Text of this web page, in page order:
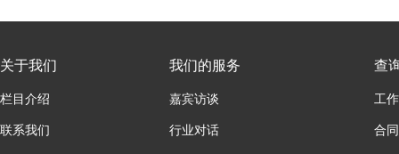
关于我们
栏目介绍
联系我们
我们的服务
嘉宾访谈
行业对话
查
工
合